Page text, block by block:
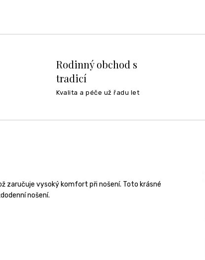
Rodinný obchod s
tradicí
Kvalita a péče už řadu let
zaručuje vysoký komfort při nošení. Toto krásné
nošení.